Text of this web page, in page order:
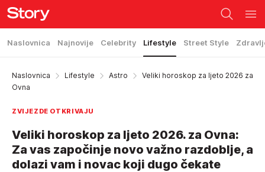
Naslovnica Najnovije Celebrity Lifestyle Street Style
Naslovnica Lifestyle Astro
Veliki horoskop za ljeto 2026 za
Ovna
ZVIJEZDE OTKRIVAJU
Veliki horoskop za ljeto 2026. za Ovna:
Za vas započinje novo važno razdoblje, a
dolazi vam i novac koji dugo čekate